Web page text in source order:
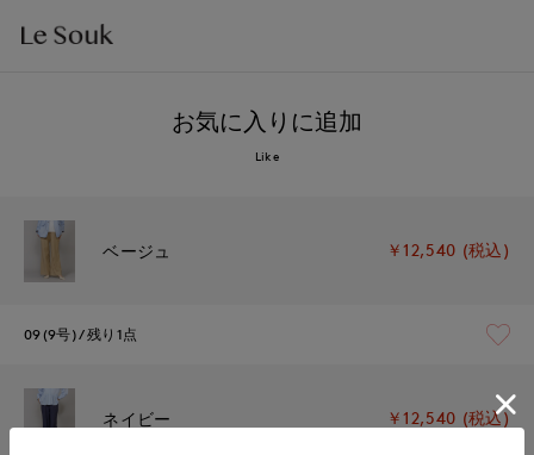
お気に入りに追加
Like
ベージュ ￥12,540 (税込)
09(9号) 残り1点
ネイビー ￥12,540 (税込)